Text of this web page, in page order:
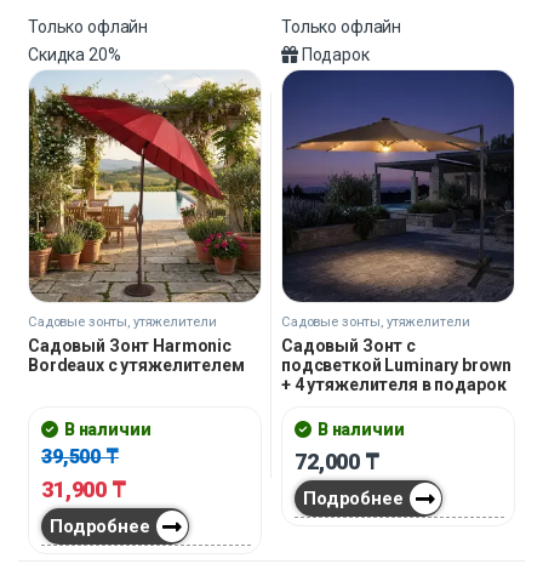
Только офлайн
Скидка20%
Садовые зонты, утяжелители
Садовый Зонт Harmonic
Bordeaux с утяжелителем
В наличии
39,500₸
31,900 ₸
Подробнее
Только офлайн
Подарок
Садовые зонты, утяжелители
Садовый Зонт с
подсветкой Luminary brown
+ 4 утяжелителя в подарок
В наличии
72,000 ₸
Подробнее